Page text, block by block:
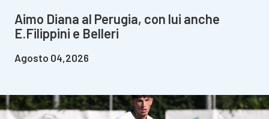
Aimo Diana al Perugia, con lui anche
E.Filippini e Belleri
Agosto 04,2026